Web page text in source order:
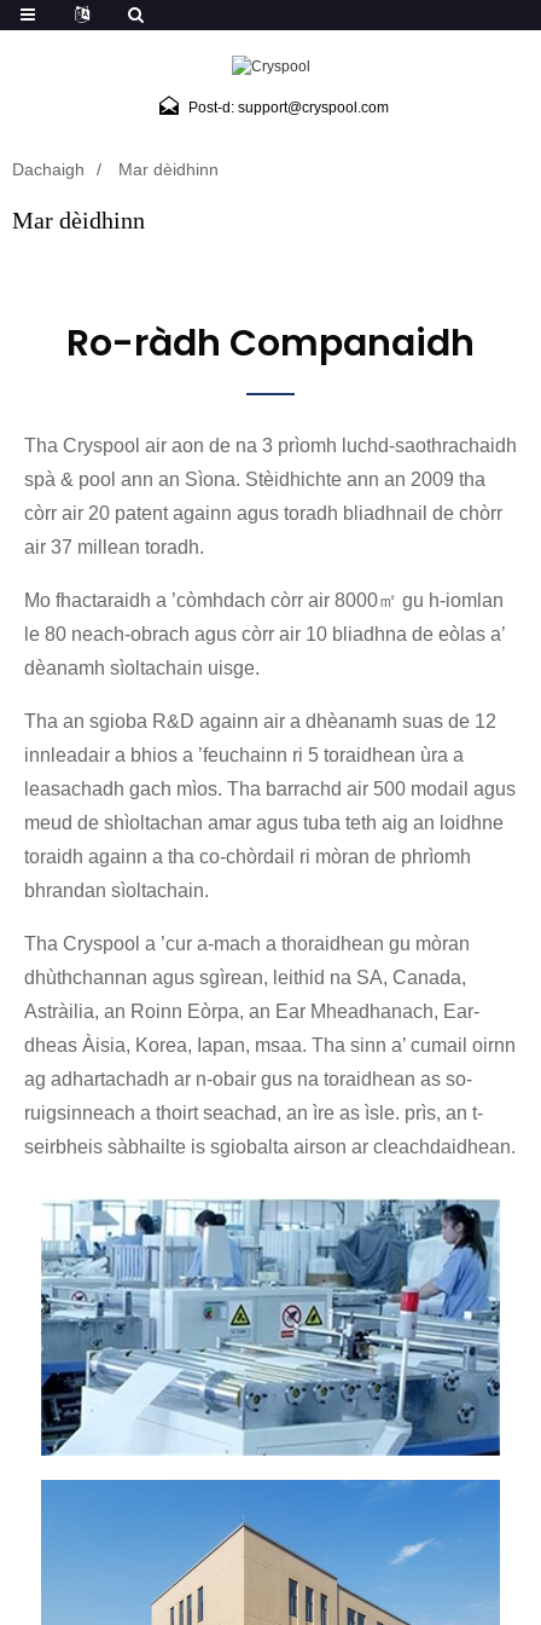
Post-d: support@cryspool.com
Dachaigh Mar dèidhinn
Mar dèidhinn
Ro-ràdh Companaidh
Tha Cryspool air aon de na 3 prìomh luchd-saothrachaidh
spà & pool ann an Sìona. Stèidhichte ann an 2009 tha
còrr air 20 patent againn agus toradh bliadhnail de chòrr
air 37 millean toradh.
Mo fhactaraidh a ’còmhdach còrr air 8000㎡ gu h-iomlan
le 80 neach-obrach agus còrr air 10 bliadhna de eòlas a’
dèanamh sìoltachain uisge.
Tha an sgioba R&D againn air a dhèanamh suas de 12
innleadair a bhios a ’feuchainn ri 5 toraidhean ùra a
leasachadh gach mìos. Tha barrachd air 500 modail agus
meud de shìoltachan amar agus tuba teth aig an loidhne
toraidh againn a tha co-chòrdail ri mòran de phrìomh
bhrandan sìoltachain.
Tha Cryspool a ’cur a-mach a thoraidhean gu mòran
dhùthchannan agus sgìrean, leithid na SA, Canada,
Astràilia, an Roinn Eòrpa, an Ear Mheadhanach, Ear-
dheas Àisia, Korea, Iapan, msaa. Tha sinn a’ cumail oirnn
ag adhartachadh ar n-obair gus na toraidhean as so-
ruigsinneach a thoirt seachad, an ìre as ìsle. prìs, an t-
seirbheis sàbhailte is sgiobalta airson ar cleachdaidhean.